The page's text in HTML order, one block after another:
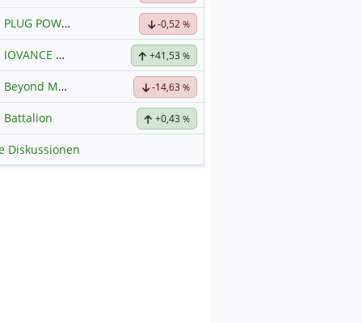
PLUG POWER Hauptdiskussion-0,52%
IOVANCE BIOTHERAP.DL-,001 Hauptdiskussion
+41,53 %
Beyond Meat Hauptdiskussion-14,63 %
Battalion +0,43 %
Diskussionen